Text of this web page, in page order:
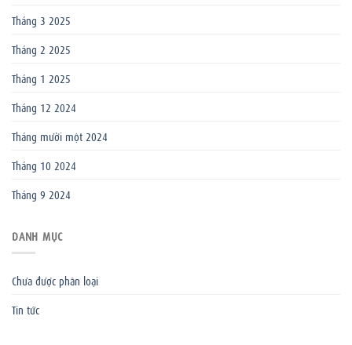
Tháng 3 2025
Tháng 2 2025
Tháng 1 2025
Tháng 12 2024
Tháng mười một 2024
Tháng 10 2024
Tháng 9 2024
DANH MỤC
Chưa được phân loại
Tin tức